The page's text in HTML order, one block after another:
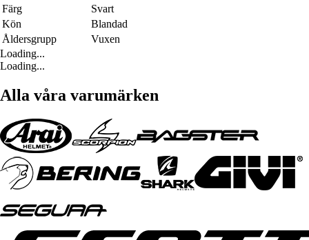
Färg
Svart
Kön
Blandad
Åldersgrupp
Vuxen
Loading...
Loading...
Alla våra varumärken